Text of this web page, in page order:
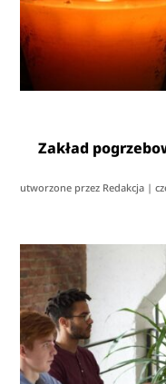
Zakład
utworzone przez Redakcja |